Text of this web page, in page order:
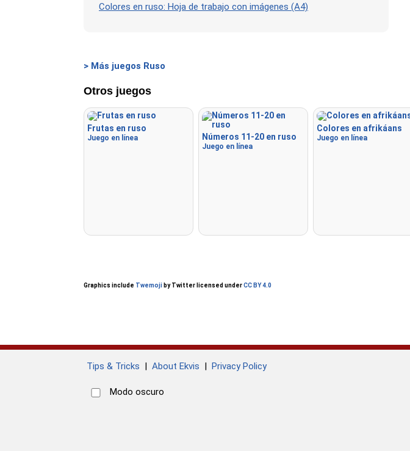
Colores en ruso: Hoja de trabajo con imágenes (A4)
> Más juegos Ruso
Otros juegos
Frutas en ruso
Juego en línea Números 11-20 en ruso
Juego en línea
Colores en afrikáans
Juego en línea
Graphics include Twemoji by Twitter licensed underCC BY 4.0
Tips & Tricks | About Ekvis | Privacy Policy
Modo oscuro